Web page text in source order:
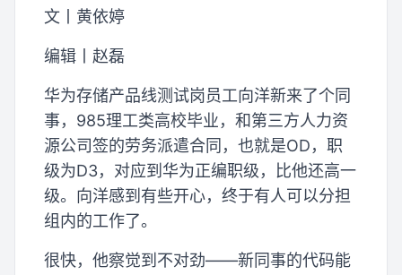
文丨黄依婷
编辑丨赵磊
华为存储产品线测试岗员工向洋新来了个同
事，985理工类高校毕业，和第三方人力资
源公司签的劳务派遣合同，也就是OD，职
级为D3，对应到华为正编职级，比他还高一
级。向洋感到有些开心，终于有人可以分担
组内的工作了。
很快，他察觉到不对劲——新同事的代码能